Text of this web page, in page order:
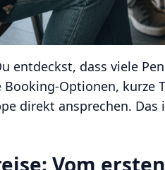
entdeckst, dass viele
Optionen, kurze
direkt ansprechen.
Vom